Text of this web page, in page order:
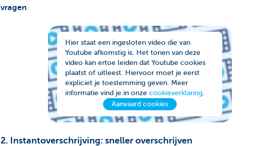
vragen.
Hier staat een ingesloten video die van
Youtube afkomstig is. Het tonen van deze
video kan ertoe leiden dat Youtube cookies
plaatst of uitleest. Hiervoor moet je eerst
expliciet je toestemming geven. Meer
informatie vind je in onzecookieverklaring.
Aanvaard cookies
2. Instantoverschrijving: sneller overschrijven